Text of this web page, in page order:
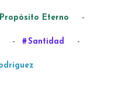
Propósito Eterno -
- Santidad -